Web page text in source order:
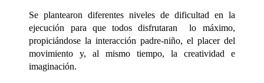
Se plantearon diferentes niveles de dificultad en la
ejecución para que todos disfrutaran lo máximo,
propiciándose la interacción padre-niño, el placer del
movimiento y, al mismo tiempo, la creatividad e
imaginación.